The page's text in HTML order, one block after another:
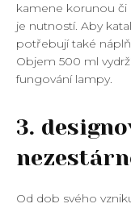
kamene korunou či
je nutností. Aby
potřebují také
Objem 500 ml
fungování lampy.
3.
Od dob svého